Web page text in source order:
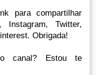
para compartilhar
Twitter,
Obrigada!
canal? Estou te